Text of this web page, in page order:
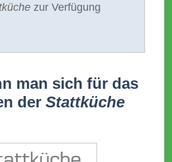
zur Verfügung
man sich für das
derStattküche